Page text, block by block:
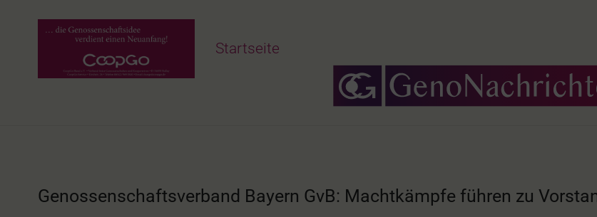
Startseite
Genossenschaftsverband Bayern GvB: Machtkämpfe führen zu